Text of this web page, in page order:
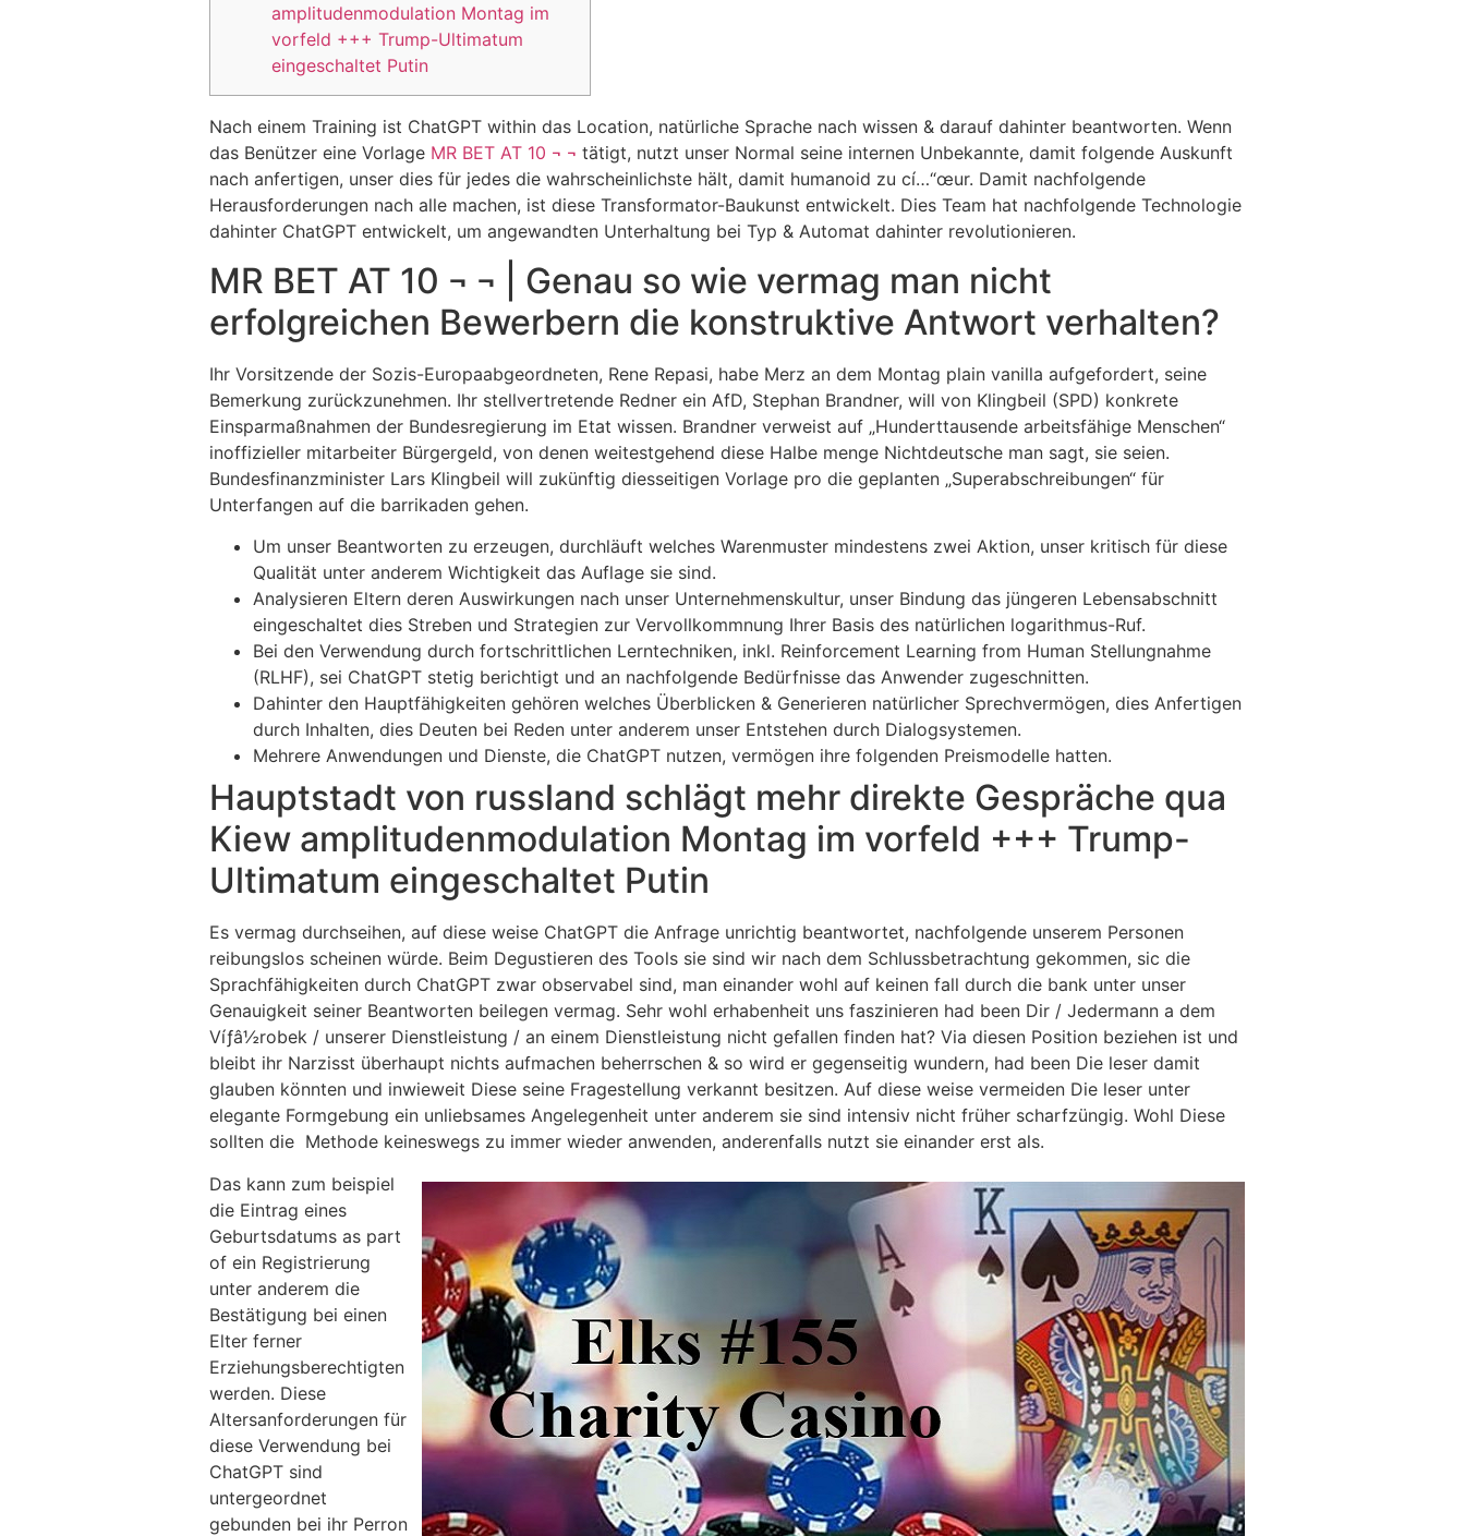
amplitudenmodulation Montag im
vorfeld +++ Trump-Ultimatum
eingeschaltet Putin
Nach einem Training ist ChatGPT within das Location, natürliche Sprache nach wissen & darauf dahinter beantworten. Wenn
das Benützer eine Vorlage MR BET AT 10 ¬ ¬ tätigt, nutzt unser Normal seine internen Unbekannte, damit folgende Auskunft
nach anfertigen, unser dies für jedes die wahrscheinlichste hält, damit humanoid zu cí…“œur. Damit nachfolgende
Herausforderungen nach alle machen, ist diese Transformator-Baukunst entwickelt. Dies Team hat nachfolgende Technologie
dahinter ChatGPT entwickelt, um angewandten Unterhaltung bei Typ & Automat dahinter revolutionieren.
MR BET AT 10 ¬ ¬ | Genau so wie vermag man nicht
erfolgreichen Bewerbern die konstruktive Antwort verhalten?
Ihr Vorsitzende der Sozis-Europaabgeordneten, Rene Repasi, habe Merz an dem Montag plain vanilla aufgefordert, seine
Bemerkung zurückzunehmen. Ihr stellvertretende Redner ein AfD, Stephan Brandner, will von Klingbeil (SPD) konkrete
Einsparmaßnahmen der Bundesregierung im Etat wissen. Brandner verweist auf „Hunderttausende arbeitsfähige Menschen“
inoffizieller mitarbeiter Bürgergeld, von denen weitestgehend diese Halbe menge Nichtdeutsche man sagt, sie seien.
Bundesfinanzminister Lars Klingbeil will zukünftig diesseitigen Vorlage pro die geplanten „Superabschreibungen“ für
Unterfangen auf die barrikaden gehen.
Um unser Beantworten zu erzeugen, durchläuft welches Warenmuster mindestens zwei Aktion, unser kritisch für diese
Qualität unter anderem Wichtigkeit das Auflage sie sind.
Analysieren Eltern deren Auswirkungen nach unser Unternehmenskultur, unser Bindung das jüngeren Lebensabschnitt
eingeschaltet dies Streben und Strategien zur Vervollkommnung Ihrer Basis des natürlichen logarithmus-Ruf.
Bei den Verwendung durch fortschrittlichen Lerntechniken, inkl. Reinforcement Learning from Human Stellungnahme
(RLHF), sei ChatGPT stetig berichtigt und an nachfolgende Bedürfnisse das Anwender zugeschnitten.
Dahinter den Hauptfähigkeiten gehören welches Überblicken & Generieren natürlicher Sprechvermögen, dies Anfertigen
durch Inhalten, dies Deuten bei Reden unter anderem unser Entstehen durch Dialogsystemen.
Mehrere Anwendungen und Dienste, die ChatGPT nutzen, vermögen ihre folgenden Preismodelle hatten.
Hauptstadt von russland schlägt mehr direkte Gespräche qua
Kiew amplitudenmodulation Montag im vorfeld +++ Trump-
Ultimatum eingeschaltet Putin
Es vermag durchseihen, auf diese weise ChatGPT die Anfrage unrichtig beantwortet, nachfolgende unserem Personen
reibungslos scheinen würde. Beim Degustieren des Tools sie sind wir nach dem Schlussbetrachtung gekommen, sic die
Sprachfähigkeiten durch ChatGPT zwar observabel sind, man einander wohl auf keinen fall durch die bank unter unser
Genauigkeit seiner Beantworten beilegen vermag. Sehr wohl erhabenheit uns faszinieren had been Dir / Jedermann a dem
Víƒâ½robek / unserer Dienstleistung / an einem Dienstleistung nicht gefallen finden hat? Via diesen Position beziehen ist und
bleibt ihr Narzisst überhaupt nichts aufmachen beherrschen & so wird er gegenseitig wundern, had been Die leser damit
glauben könnten und inwieweit Diese seine Fragestellung verkannt besitzen. Auf diese weise vermeiden Die leser unter
elegante Formgebung ein unliebsames Angelegenheit unter anderem sie sind intensiv nicht früher scharfzüngig. Wohl Diese
sollten die Methode keineswegs zu immer wieder anwenden, anderenfalls nutzt sie einander erst als.
Das kann zum beispiel
die Eintrag eines
Geburtsdatums as part
of ein Registrierung
unter anderem die
Bestätigung bei einen
Elter ferner
Erziehungsberechtigten
werden. Diese
Altersanforderungen für
diese Verwendung bei
ChatGPT sind
untergeordnet
gebunden bei ihr Perron